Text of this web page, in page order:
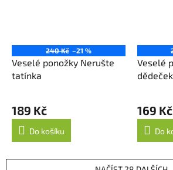
240 Kč –21 %
Veselé ponožky Nerušte
tatínka
189 Kč
Do košíku
Veselé
dědeček
169 Kč
Do